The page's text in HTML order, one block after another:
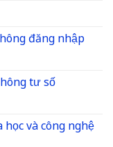
đăng nhập
tư số
và công nghệ